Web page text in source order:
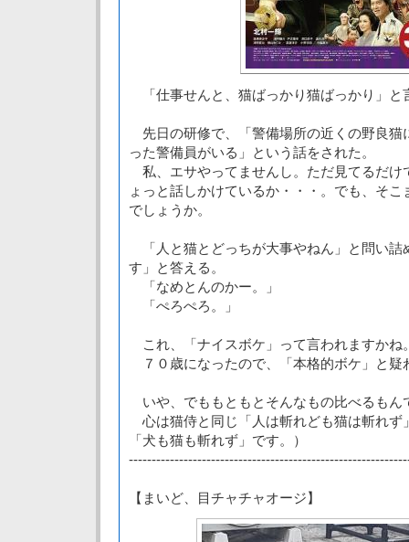
「仕事せんと、猫ばっかり猫ばっかり」と
先日の研修で、「警備場所の近くの野良猫
った警備員がいる」という話をされた。
私、エサやってませんし。ただ見てるだけ
ょっと話しかけているか・・・。でも、そ
でしょうか。
「人と猫とどっちが大事やねん」と問い詰
す」と答える。
「なめとんのかー。」
「ぺろぺろ。」
これ、「ナイスボケ」って言われますかね
７０歳になったので、「本格的ボケ」と疑
いや、でももともとそんなもの比べるもん
心は猫侍と同じ「人は斬れども猫は斬れず
「犬も猫も斬れず」です。）
【まいど、目チャチャオージ】